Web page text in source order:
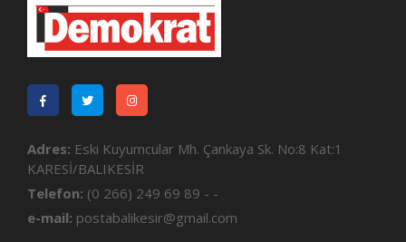
Adres: Eski Kuyumcular Mh. Çankaya Sk. No:8 Kat:1
KARESİ/BALIKESİR
Telefon: (0 266) 249 69 89 - -
e-mail: postabalikesir@gmail.com